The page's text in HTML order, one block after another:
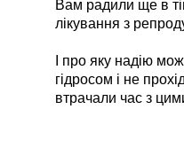
місті, це буде
УЗД, і в мене
Вам радили ще в
лікування з
І про яку надію
гідросом і не
втрачали час з